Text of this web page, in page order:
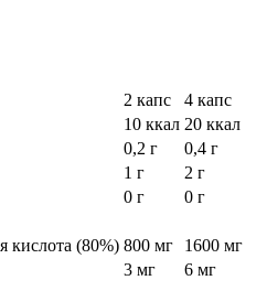
2 капс
4 капс
10 ккал 20 ккал
0,2 г
0,4 г
1 г
2 г
0 г
0 г
кислота (80%) 800 мг
1600 мг
3 мг 6 мг